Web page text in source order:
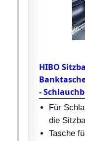
HIBO
-
Für
die
Tasche